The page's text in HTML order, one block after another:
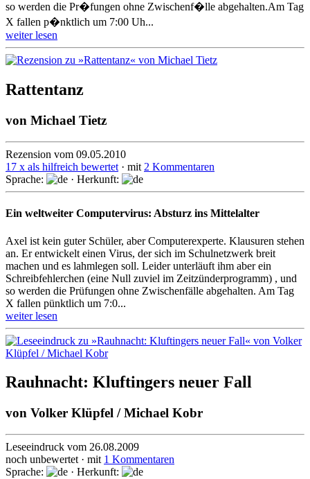
so werden die Pr�fungen ohne Zwischenf�lle abgehalten.Am Tag
X fallen p�nktlich um 7:00 Uh...
weiter lesen
Rattentanz
von Michael Tietz
Rezension vom 09.05.2010
17 x als hilfreich bewertet · mit 2 Kommentaren
Sprache:
· Herkunft:
Ein weltweiter Computervirus: Absturz ins Mittelalter
Axel ist kein guter Schüler, aber Computerexperte. Klausuren stehen
an. Er entwickelt einen Virus, der sich im Schulnetzwerk breit
machen und es lahmlegen soll. Leider unterläuft ihm aber ein
Schreibfehlerchen (eine Null zuviel im Zeitzünderprogramm) , und
so werden die Prüfungen ohne Zwischenfälle abgehalten. Am Tag
X fallen pünktlich um 7:0...
weiter lesen
Rauhnacht: Kluftingers neuer Fall
von Volker Klüpfel / Michael Kobr
Leseeindruck vom 26.08.2009
noch unbewertet · mit 1 Kommentaren
Sprache:
· Herkunft: